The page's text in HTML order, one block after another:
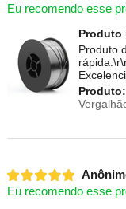
Eu recomendo esse
Produto
Produto
Produto:
Eu recomendo esse